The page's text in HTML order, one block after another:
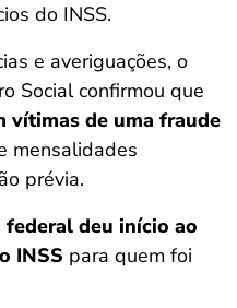
do INSS.
e averiguações, o
Social confirmou que
vítimas de uma fraude
mensalidades
prévia.
federal deu início ao
INSS para quem foi